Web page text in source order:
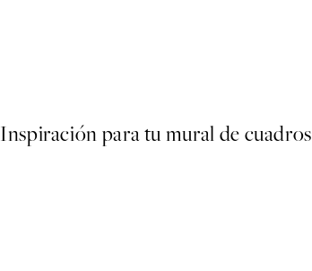
Inspiración para tu mural de cuadros